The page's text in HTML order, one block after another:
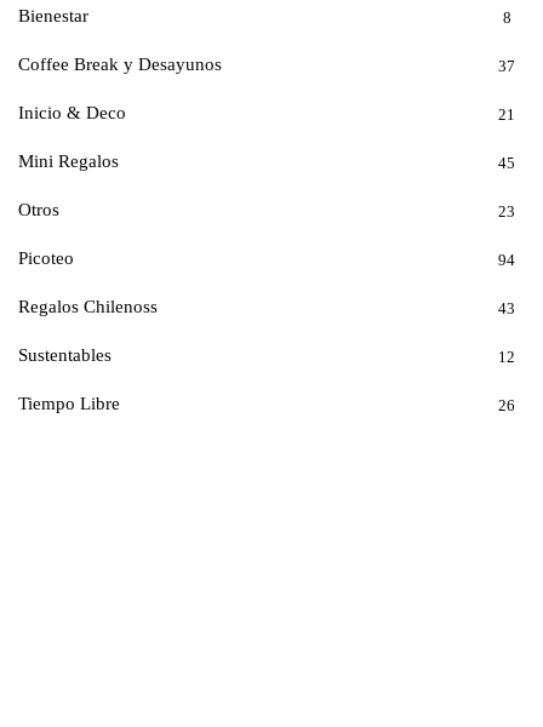
Bienestar 8
Coffee Break y Desayunos 37
Inicio & Deco 21
Mini Regalos 45
Otros 23
Picoteo 94
Regalos Chilenoss 43
Sustentables 12
Tiempo Libre 26